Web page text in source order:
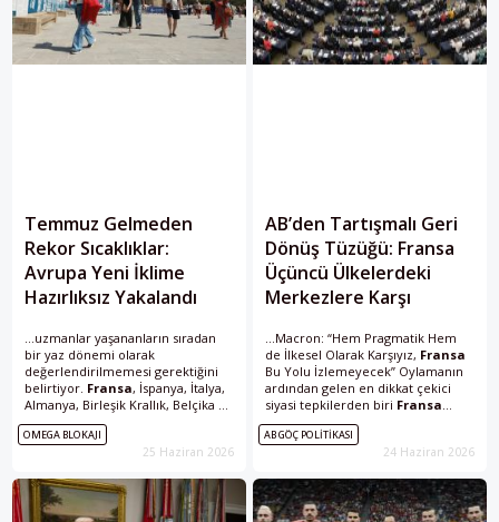
Temmuz Gelmeden
Rekor Sıcaklıklar:
Avrupa Yeni İklime
Hazırlıksız Yakalandı
...uzmanlar yaşananların sıradan
bir yaz dönemi olarak
değerlendirilmemesi gerektiğini
belirtiyor. Fransa, İspanya, İtalya,
Almanya, Birleşik Krallık, Belçika ve
Hollanda gibi ülkelerde günlük
yaşamı etkileyen sıcaklıklar;
ulaşım, enerji, eğitim ve sağlık...
OMEGA BLOKAJI
25 Haziran 2026
AB’den Tartışmalı Geri
Dönüş Tüzüğü: Fransa
Üçüncü Ülkelerdeki
Merkezlere Karşı
...Macron: “Hem Pragmatik Hem
de İlkesel Olarak Karşıyız, Fransa
Bu Yolu İzlemeyecek” Oylamanın
ardından gelen en dikkat çekici
siyasi tepkilerden biri Fransa
Cumhurbaşkanı Emmanuel
Macron’dan geldi. Macron, 19
Haziran’da Brüksel’deki...
AB GÖÇ POLITIKASI
24 Haziran 2026